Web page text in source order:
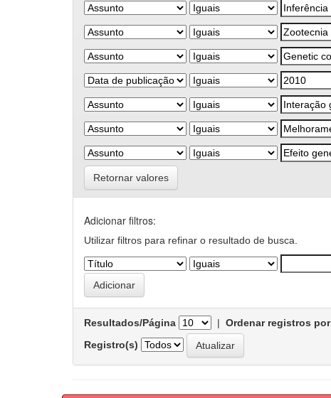
Retornar valores
Adicionar filtros:
Utilizar filtros para refinar o resultado de busca.
Resultados/Página | Ordenar registros por
Registro(s)